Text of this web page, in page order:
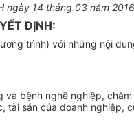
ngày 14 tháng 03 năm
ĐỊNH:
trình) với những nội
bệnh nghề nghiệp,
sản của doanh